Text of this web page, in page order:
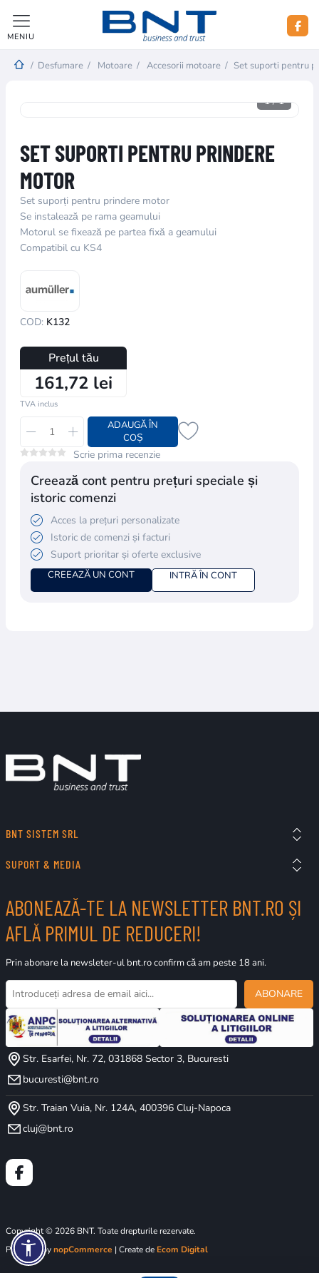
MENIU
/ Desfumare / Motoare / Accesorii motoare / Set suporti pentru
1/1
SET SUPORTI PENTRU PRINDERE
MOTOR
Set suporți pentru prindere motor
Se instalează pe rama geamului
Motorul se fixează pe partea fixă a geamului
Compatibil cu KS4
COD: K132
Prețul tău
161,72 lei
TVA inclus
ADAUGĂ ÎN
COȘ
Scrie prima recenzie
Creează cont pentru prețuri speciale și
istoric comenzi
Acces la prețuri personalizate
Istoric de comenzi și facturi
Suport prioritar și oferte exclusive
CREEAZĂ UN CONT INTRĂ ÎN CONT
BNT SISTEM SRL
SUPORT & MEDIA
ABONEAZĂ-TE LA NEWSLETTER BNT.RO ȘI
AFLĂ PRIMUL DE REDUCERI!
Prin abonare la newsleter-ul bnt.ro confirm că am peste 18 ani.
ABONARE
Str. Esarfei, Nr. 72, 031868 Sector 3, Bucuresti
bucuresti@bnt.ro
Str. Traian Vuia, Nr. 124A, 400396 Cluj-Napoca
cluj@bnt.ro
Copyright © 2026 BNT. Toate drepturile rezervate.
Powered bynopCommerce | Create de Ecom Digital